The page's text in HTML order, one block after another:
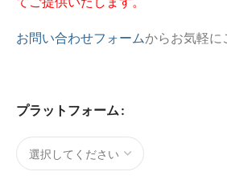
お問い合わせフォームからお気軽に
プラットフォーム